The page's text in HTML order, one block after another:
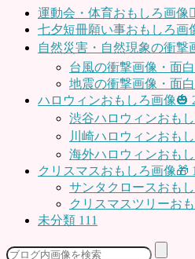
運動会・体育おもしろ画像
七夕短冊願い事おもしろ画
自然災害・自然現象の衝
台風の衝撃画像・面
地震の衝撃画像・面
ハロウィンおもしろ画像🎃
渋谷ハロウィンおもし
川崎ハロウィンおも
海外ハロウィンおもし
クリスマスおもしろ画像🎁
サンタクロースおも
クリスマスツリーお
未分類 111